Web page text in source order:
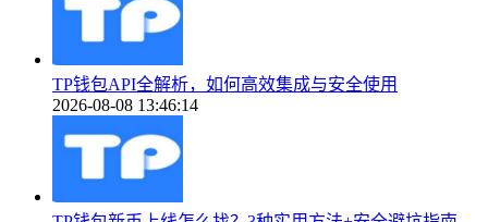
TP钱包API全解析，如何高效集成与安全使用
2026-08-08 13:46:14